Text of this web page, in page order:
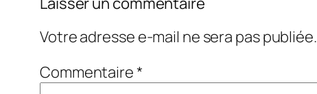
Votre adresse e-mail ne sera pas publiée.
Commentaire*